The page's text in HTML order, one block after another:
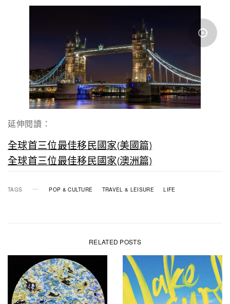
延伸閱讀：
全球首三位最佳移民國家(美國篇)
全球首三位最佳移民國家(澳洲篇)
TAGS POP & CULTURE TRAVEL & LEISURE LIFE
RELATED POSTS